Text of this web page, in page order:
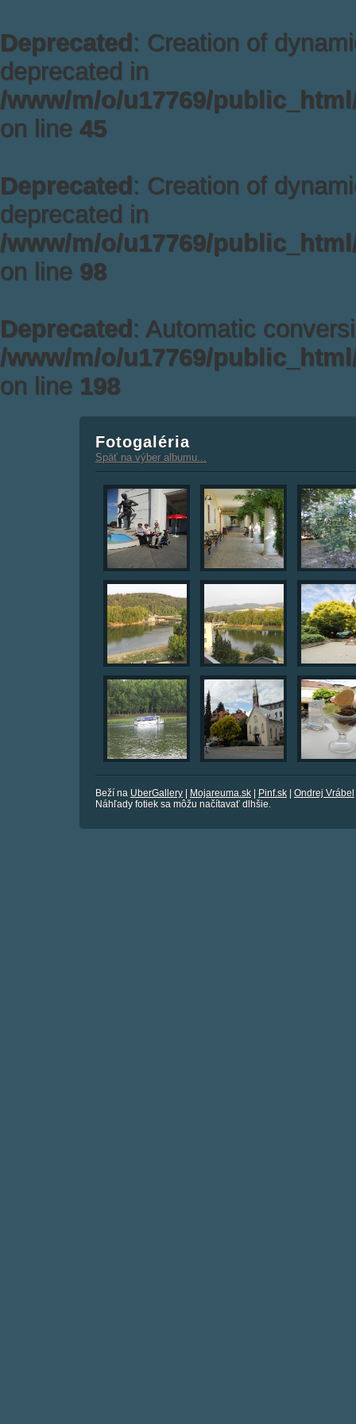
Deprecated: Creation of
deprecated in
/www/m/o/u17769/
on line 45
Deprecated: Creation of
deprecated in
/www/m/o/u17769/
on line 98
Deprecated: Automatic
/www/m/o/u17769/
on line 198
Fotogaléria
Späť na výber albumu...
Beží na UberGallery Mojareuma.sk Pinf.sk
Ondrej Vrábel
Náhľady fotiek sa môžu načítavať dlhšie.